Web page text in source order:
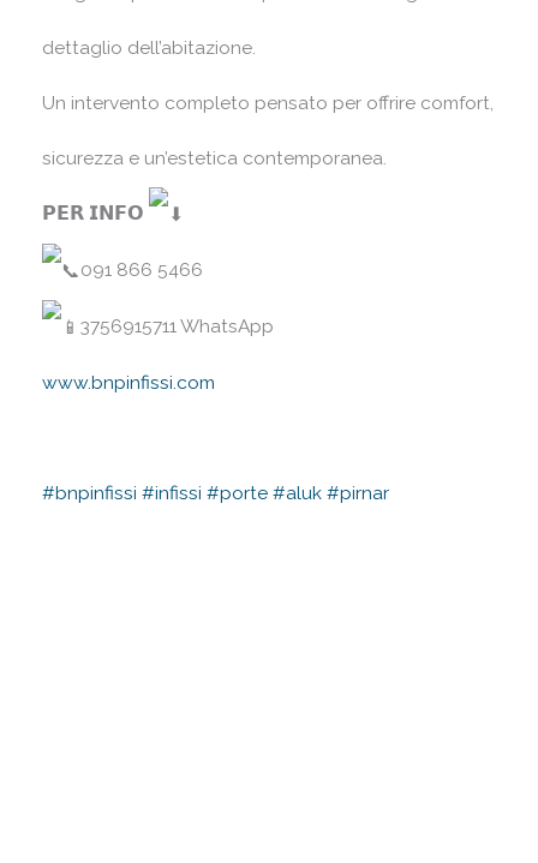
dettaglio dell’abitazione.
Un intervento completo pensato per offrire comfort,
sicurezza e un’estetica contemporanea.
𝗣𝗘𝗥 𝗜𝗡𝗙𝗢
091 866 5466⠀
3756915711 WhatsApp⠀
www.bnpinfissi.com
#bnpinfissi #infissi #porte #aluk #pirnar